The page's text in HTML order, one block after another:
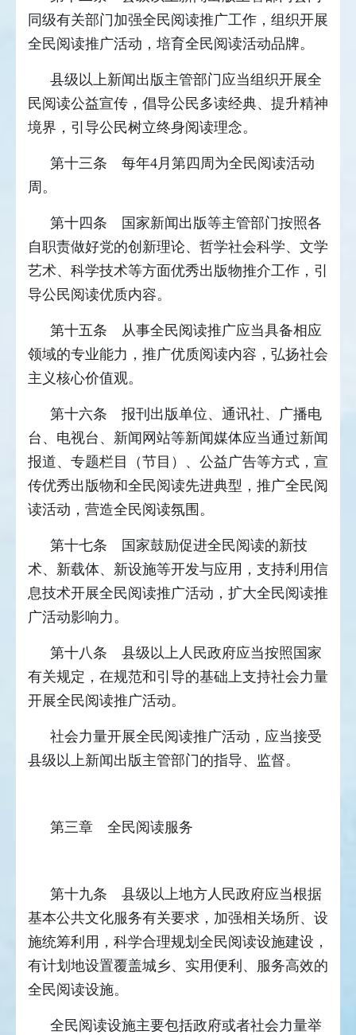
同级有关部门加强全民阅读推广工作，组织开展
全民阅读推广活动，培育全民阅读活动品牌。
县级以上新闻出版主管部门应当组织开展全
民阅读公益宣传，倡导公民多读经典、提升精神
境界，引导公民树立终身阅读理念。
第十三条 每年4月第四周为全民阅读活动
周。
第十四条 国家新闻出版等主管部门按照各
自职责做好党的创新理论、哲学社会科学、文学
艺术、科学技术等方面优秀出版物推介工作，引
导公民阅读优质内容。
第十五条 从事全民阅读推广应当具备相应
领域的专业能力，推广优质阅读内容，弘扬社会
主义核心价值观。
第十六条 报刊出版单位、通讯社、广播电
台、电视台、新闻网站等新闻媒体应当通过新闻
报道、专题栏目（节目）、公益广告等方式，宣
传优秀出版物和全民阅读先进典型，推广全民阅
读活动，营造全民阅读氛围。
第十七条 国家鼓励促进全民阅读的新技
术、新载体、新设施等开发与应用，支持利用信
息技术开展全民阅读推广活动，扩大全民阅读推
广活动影响力。
第十八条 县级以上人民政府应当按照国家
有关规定，在规范和引导的基础上支持社会力量
开展全民阅读推广活动。
社会力量开展全民阅读推广活动，应当接受
县级以上新闻出版主管部门的指导、监督。
第三章 全民阅读服务
第十九条 县级以上地方人民政府应当根据
基本公共文化服务有关要求，加强相关场所、设
施统筹利用，科学合理规划全民阅读设施建设，
有计划地设置覆盖城乡、实用便利、服务高效的
全民阅读设施。
全民阅读设施主要包括政府或者社会力量举